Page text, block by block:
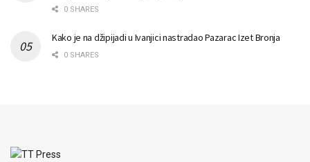
0 SHARES
Kako je na džipijadi u Ivanjici nastradao Pazarac Izet Bronja
0 SHARES